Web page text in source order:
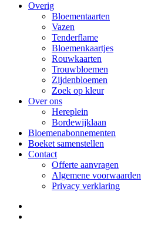
Overig
Bloementaarten
Vazen
Tenderflame
Bloemenkaartjes
Rouwkaarten
Trouwbloemen
Zijdenbloemen
Zoek op kleur
Over ons
Hereplein
Bordewijklaan
Bloemenabonnementen
Boeket samenstellen
Contact
Offerte aanvragen
Algemene voorwaarden
Privacy verklaring